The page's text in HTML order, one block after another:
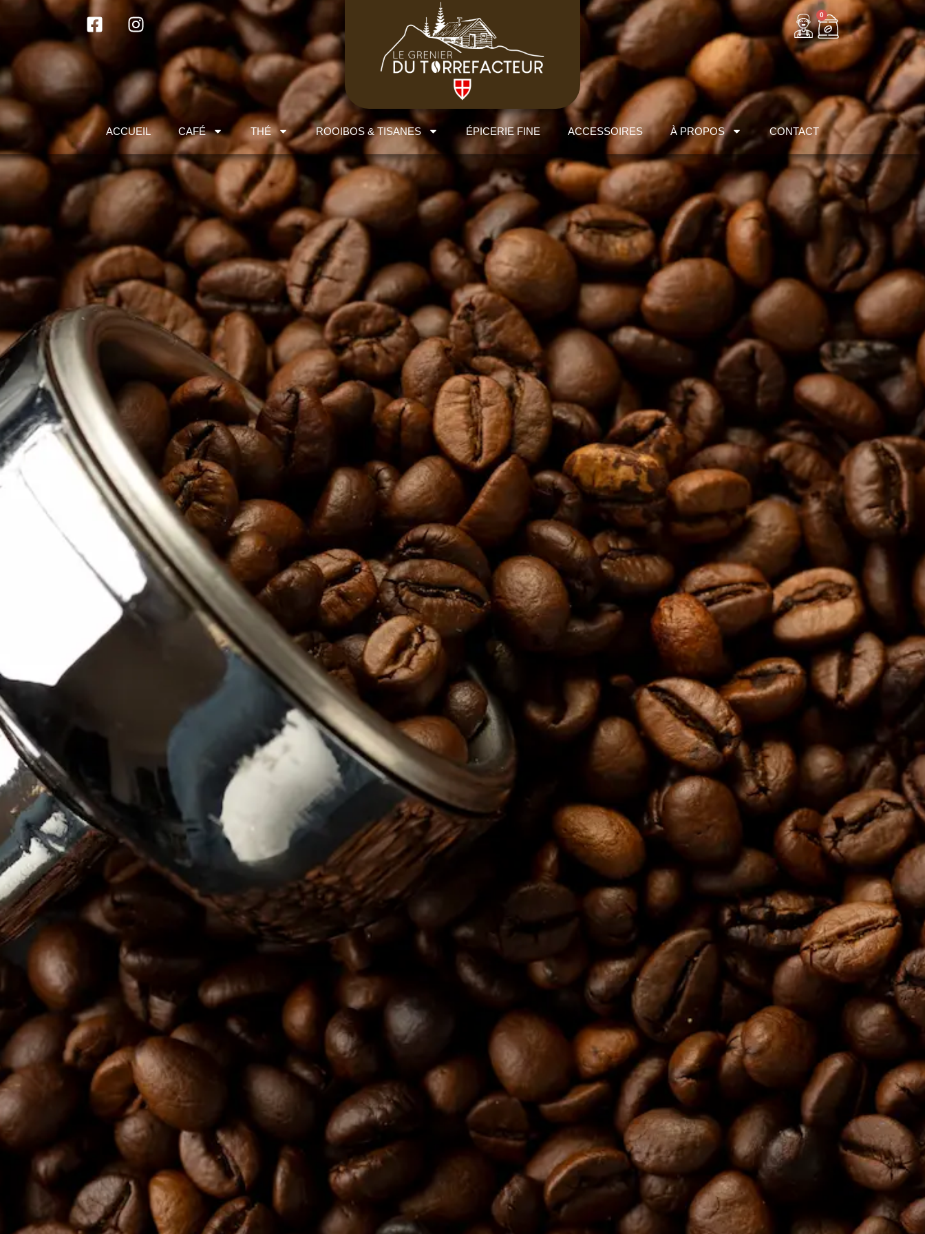
0
ACCUEIL CAFÉ THÉ ROOIBOS & TISANES ÉPICERIE FINE ACCESSOIRES À PROPOS CONTACT